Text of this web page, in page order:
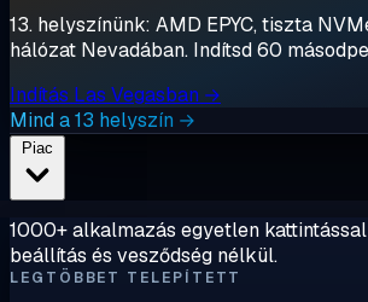
13. helyszínünk: AMD EPYC, tiszta
hálózat Nevadában. Indítsd 60
Indítás Las Vegasban →
Mind a 13 helyszín →
1000+ alkalmazás egyetlen
beállítás és vesződség nélkül.
LEGTÖBBET TELEPÍTETT